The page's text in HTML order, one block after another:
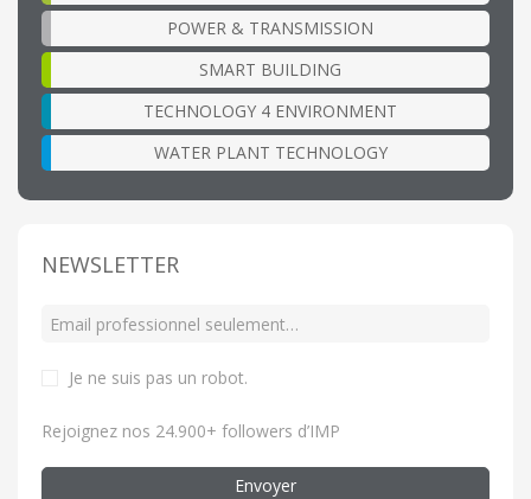
POWER & TRANSMISSION
SMART BUILDING
TECHNOLOGY 4 ENVIRONMENT
WATER PLANT TECHNOLOGY
NEWSLETTER
Je ne suis pas un robot.
Rejoignez nos 24.900+ followers d’IMP
Envoyer